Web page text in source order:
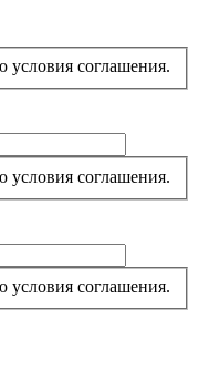
соглашения.
соглашения.
соглашения.